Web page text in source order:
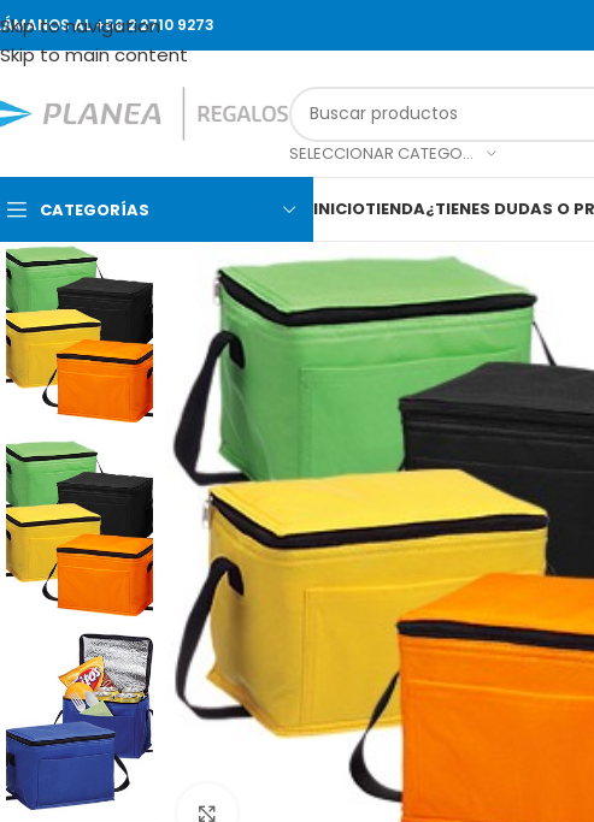
Skip to navigation
Skip to main content
AL +56 2 2710 9273
SELECCIONAR CATEGORÍA
CATEGORÍAS INICIOTIENDA¿TIENES DUDAS O